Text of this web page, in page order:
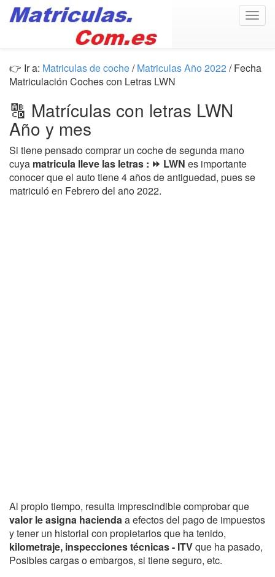
👉 Ir a: Matriculas de coche/Matriculas Año 2022 / Fecha
Matriculación Coches con Letras LWN
🔠 Matrículas con letras LWN
Año y mes
Si tiene pensado comprar un coche de segunda mano
cuya matricula lleve las letras : ⏩ LWN es importante
conocer que el auto tiene 4 años de antiguedad, pues se
matriculó en Febrero del año 2022.
Al propio tiempo, resulta imprescindible comprobar que
valor le asigna haciendaa efectos del pago de impuestos
y tener un historial con propietarios que ha tenido,
kilometraje, inspecciones técnicas - ITVque ha pasado,
Posibles cargas o embargos, si tiene seguro, etc.